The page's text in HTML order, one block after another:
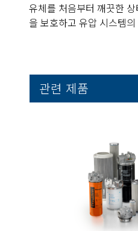
유체를 처음부터 깨끗한
을 보호하고 유압 시스템
관련 제품